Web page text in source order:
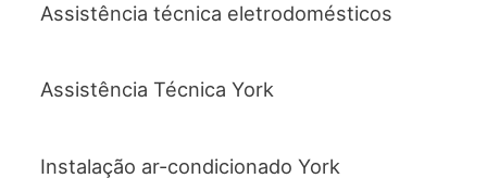
Assistência técnica eletrodomésticos
Assistência Técnica York
Instalação ar-condicionado York